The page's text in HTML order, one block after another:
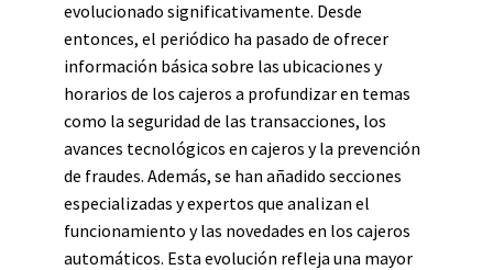
evolucionado significativamente. Desde
entonces, el periódico ha pasado de ofrecer
información básica sobre las ubicaciones y
horarios de los cajeros a profundizar en temas
como la seguridad de las transacciones, los
avances tecnológicos en cajeros y la prevención
de fraudes. Además, se han añadido secciones
especializadas y expertos que analizan el
funcionamiento y las novedades en los cajeros
automáticos. Esta evolución refleja una mayor